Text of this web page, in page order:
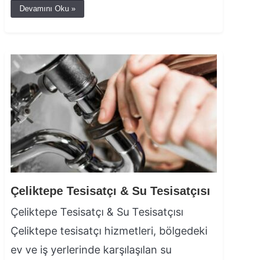
Devamını Oku »
Çeliktepe Tesisatçı & Su Tesisatçısı
Çeliktepe Tesisatçı & Su Tesisatçısı
Çeliktepe tesisatçı hizmetleri, bölgedeki
ev ve iş yerlerinde karşılaşılan su